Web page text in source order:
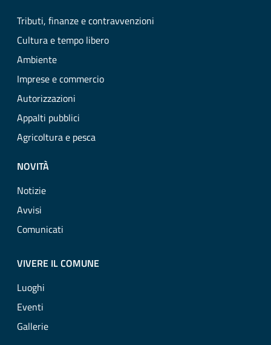
Tributi, finanze e contravvenzioni
Cultura e tempo libero
Ambiente
Imprese e commercio
Autorizzazioni
Appalti pubblici
Agricoltura e pesca
NOVITÀ
Notizie
Avvisi
Comunicati
VIVERE IL COMUNE
Luoghi
Eventi
Gallerie